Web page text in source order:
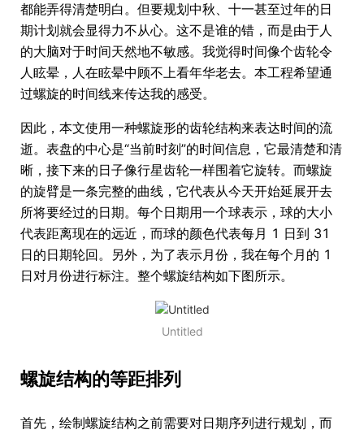
都能弄得清楚明白。但要规划中秋、十一甚至过年的日
期计划就会显得力不从心。这不是谁的错，而是由于人
的大脑对于时间天然地不敏感。我觉得时间像个齿轮令
人眩晕，人在眩晕中顾不上看年华老去。本工程希望通
过螺旋的时间线来传达我的感受。
因此，本文使用一种螺旋形的齿轮结构来表达时间的流
逝。表盘的中心是“当前时刻”的时间信息，它最清楚和清
晰，接下来的日子像行星齿轮一样围着它旋转。而螺旋
的旋臂是一条完整的曲线，它代表从今天开始延展开去
所将要经过的日期。每个日期用一个球表示，球的大小
代表距离现在的远近，而球的颜色代表每月 1 日到 31
日的日期轮回。另外，为了表示月份，我在每个月的 1
日对月份进行标注。整个螺旋结构如下图所示。
Untitled
螺旋结构的等距排列
首先，绘制螺旋结构之前需要对日期序列进行规划，而